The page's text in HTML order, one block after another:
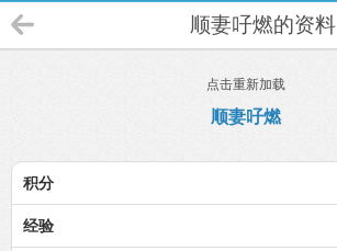
顺妻吇燃的资料
点击重新加载
顺妻吇燃
积分
经验